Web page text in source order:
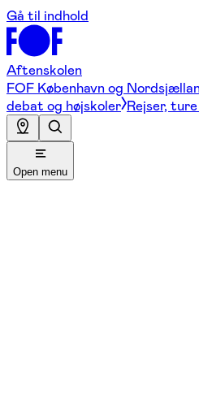
Gå til indhold
Aftenskolen
FOF København og
debat og højskoler Rejser,
Open menu